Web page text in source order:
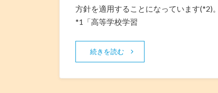
方針を適用することになっています(*2)
*1「高等学校学習
続きを読む